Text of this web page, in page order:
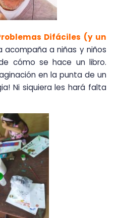
Difáciles (y un
acompaña a niñas y niños
cómo se hace un libro.
en la punta de un
Ni siquiera les hará falta